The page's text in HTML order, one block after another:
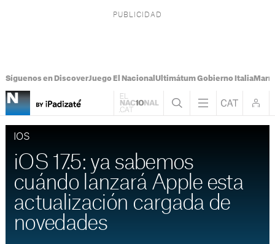
Síguenos en DiscoverJuego El Nacional Ultimátum Gobierno Italia
IOS
iOS 17.5: ya sabemos
cuándo lanzará Apple esta
actualización cargada de
novedades